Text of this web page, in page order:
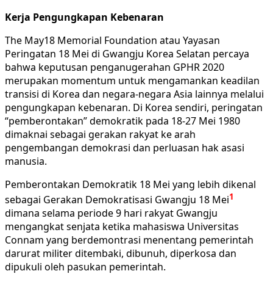
Kerja Pengungkapan Kebenaran
The May18 Memorial Foundation atau Yayasan
Peringatan 18 Mei di Gwangju Korea Selatan percaya
bahwa keputusan penganugerahan GPHR 2020
merupakan momentum untuk mengamankan keadilan
transisi di Korea dan negara-negara Asia lainnya melalui
pengungkapan kebenaran. Di Korea sendiri, peringatan
“pemberontakan” demokratik pada 18-27 Mei 1980
dimaknai sebagai gerakan rakyat ke arah
pengembangan demokrasi dan perluasan hak asasi
manusia.
Pemberontakan Demokratik 18 Mei yang lebih dikenal
sebagai Gerakan Demokratisasi Gwangju 18 Mei1
dimana selama periode 9 hari rakyat Gwangju
mengangkat senjata ketika mahasiswa Universitas
Connam yang berdemontrasi menentang pemerintah
darurat militer ditembaki, dibunuh, diperkosa dan
dipukuli oleh pasukan pemerintah.